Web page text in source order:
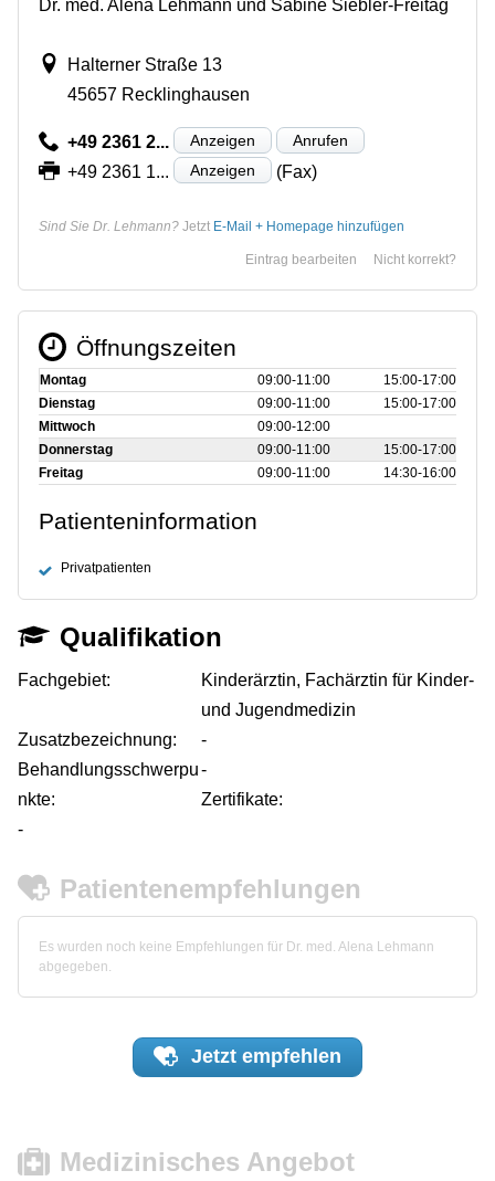
Dr. med. Alena Lehmann und Sabine Siebler-Freitag
Halterner Straße 13
45657 Recklinghausen
+49 2361 2... Anzeigen Anrufen
+49 2361 1... Anzeigen (Fax)
Sind Sie Dr. Lehmann? Jetzt E-Mail + Homepage hinzufügen
Nicht korrekt?
Eintrag bearbeiten
Öffnungszeiten
Montag 09:00‑11:00
15:00‑17:00
Dienstag
09:00‑11:00
15:00‑17:00
Mittwoch
09:00‑12:00
Donnerstag
09:00‑11:00
15:00‑17:00
Freitag
09:00‑11:00 14:30‑16:00
Patienteninformation
Privatpatienten
Qualifikation
Fachgebiet:
Kinderärztin, Fachärztin für Kinder-
und Jugendmedizin
Zusatzbezeichnung:
-
Behandlungsschwerpu
nkte:
-
Zertifikate:
-
Patientenempfehlungen
Es wurden noch keine Empfehlungen für Dr. med. Alena Lehmann
abgegeben.
Jetzt empfehlen
Medizinisches Angebot